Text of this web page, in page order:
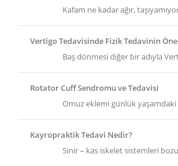
Kafam ne kadar ağır,
Vertigo Tedavisinde Fizik Tedavinin
Baş dönmesi diğer bir adıyla
Rotator Cuff Sendromu ve Tedavisi
Omuz eklemi günlük yaşamdaki
Kayropraktik Tedavi Nedir?
Sinir – kas iskelet sistemleri